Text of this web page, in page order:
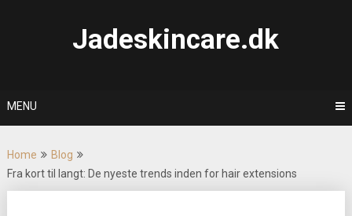
Jadeskincare.dk
MENU
Home
Blog
Fra kort til langt: De nyeste trends inden for hair extensions